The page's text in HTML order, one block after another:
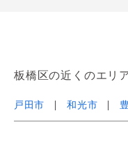
板橋区の近くのエリ
戸田市 和光市